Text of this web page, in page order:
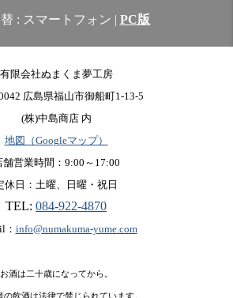
: スマートフォン | PC版
有限会社ぬまくま夢工房
広島県福山市御船町1-13-5
(株)中島商店 内
地図（Googleマップ）
舗営業時間：9:00～17:00
休日：土曜、日曜・祝日
TEL: 084-922-4870
： info@numakuma-yume.com
お酒は二十歳になってから。
の飲酒は法律で禁じられています。